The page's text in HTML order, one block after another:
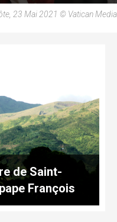
23 Mai 2021 © Vatican Media
de Saint-
François